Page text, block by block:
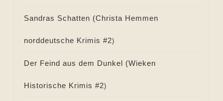
Sandras Schatten (Christa Hemmen
norddeutsche Krimis #2)
Der Feind aus dem Dunkel (Wieken
Historische Krimis #2)